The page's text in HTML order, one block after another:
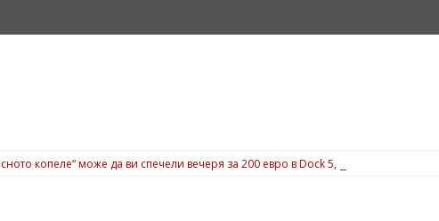
копеле“ може да ви спечели вечеря за 200 евро в Dock 5, вижте подробности